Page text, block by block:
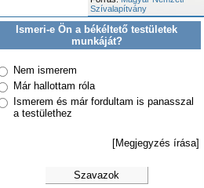
Szívalapítvány
Ismeri-e Ön a békéltető testületek
munkáját?
Nem ismerem
Már hallottam róla
Ismerem és már fordultam is panasszal
a testülethez
[Megjegyzés írása]
Szavazok